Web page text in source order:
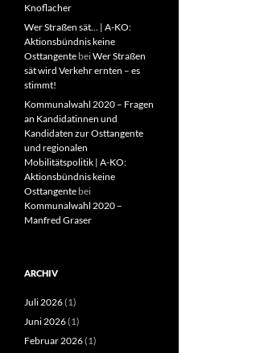
Knoflacher
Wer Straßen sät… | A-KO:
Aktionsbündnis keine
Osttangente beiWer Straßen
sät wird Verkehr ernten – es
stimmt!
Kommunalwahl 2020 – Fragen
an Kandidatinnen und
Kandidaten zur Osttangente
und regionalen
Mobilitätspolitik | A-KO:
Aktionsbündnis keine
Osttangente bei
Kommunalwahl 2020 –
Manfred Graser
ARCHIV
Juli 2026(1)
Juni 2026(1)
Februar 2026(1)